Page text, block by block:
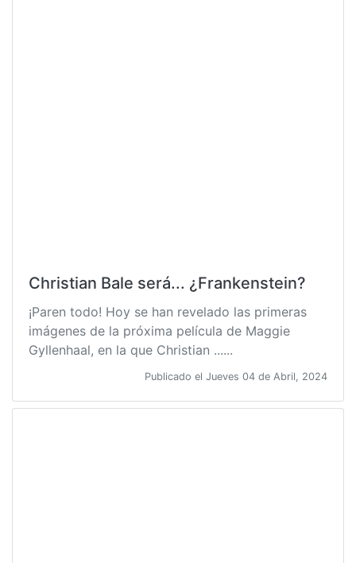
Christian Bale será... ¿Frankenstein?
¡Paren todo! Hoy se han revelado las primeras
imágenes de la próxima película de Maggie
Gyllenhaal, en la que Christian ......
Publicado el Jueves 04 de Abril, 2024